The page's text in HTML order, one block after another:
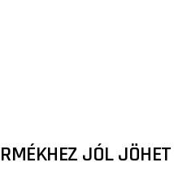
JÓL JÖHET